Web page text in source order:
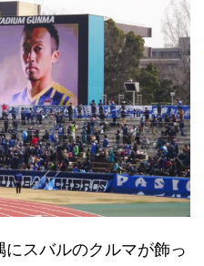
スバルのクルマが飾っ